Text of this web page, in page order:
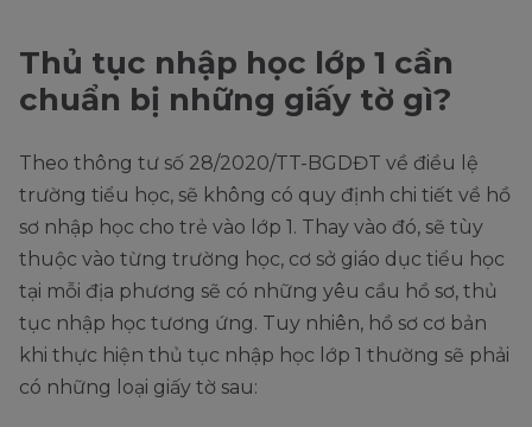
Thủ tục nhập học lớp 1 cần
chuẩn bị những giấy tờ gì?
Theo thông tư số 28/2020/TT-BGDĐT về điều lệ
trường tiểu học, sẽ không có quy định chi tiết về hồ
sơ nhập học cho trẻ vào lớp 1. Thay vào đó, sẽ tùy
thuộc vào từng trường học, cơ sở giáo dục tiểu học
tại mỗi địa phương sẽ có những yêu cầu hồ sơ, thủ
tục nhập học tương ứng. Tuy nhiên, hồ sơ cơ bản
khi thực hiện thủ tục nhập học lớp 1 thường sẽ phải
có những loại giấy tờ sau: